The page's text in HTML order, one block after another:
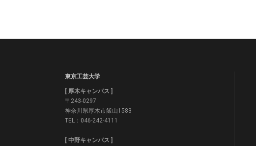
東京工芸大学
[ 厚木キャンパス ]
〒243-0297
神奈川県厚木市飯山1583
TEL：046-242-4111
[ 中野キャンパス ]